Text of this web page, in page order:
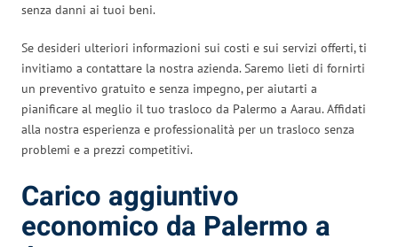
senza danni ai tuoi beni.
Se desideri ulteriori informazioni sui costi e sui servizi offerti, ti
invitiamo a contattare la nostra azienda. Saremo lieti di fornirti
un preventivo gratuito e senza impegno, per aiutarti a
pianificare al meglio il tuo trasloco da Palermo a Aarau. Affidati
alla nostra esperienza e professionalità per un trasloco senza
problemi e a prezzi competitivi.
Carico aggiuntivo
economico da Palermo a